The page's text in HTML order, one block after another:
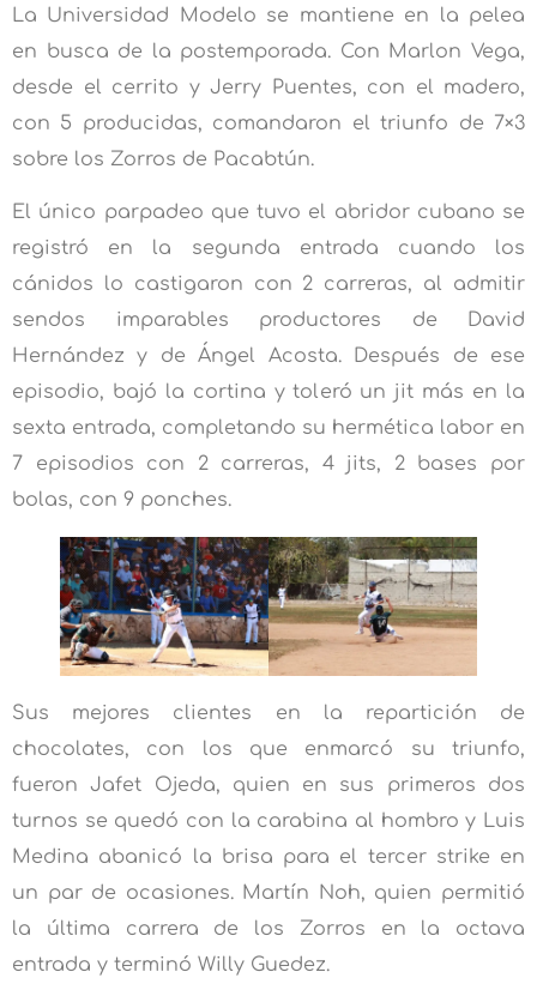
La Universidad Modelo se mantiene en la pelea
en busca de la postemporada. Con Marlon Vega,
desde el cerrito y Jerry Puentes, con el madero,
con 5 producidas, comandaron el triunfo de 7×3
sobre los Zorros de Pacabtún.
El único parpadeo que tuvo el abridor cubano se
registró en la segunda entrada cuando los
cánidos lo castigaron con 2 carreras, al admitir
sendos imparables productores de David
Hernández y de Ángel Acosta. Después de ese
episodio, bajó la cortina y toleró un jit más en la
sexta entrada, completando su hermética labor en
7 episodios con 2 carreras, 4 jits, 2 bases por
bolas, con 9 ponches.
Sus mejores clientes en la repartición de
chocolates, con los que enmarcó su triunfo,
fueron Jafet Ojeda, quien en sus primeros dos
turnos se quedó con la carabina al hombro y Luis
Medina abanicó la brisa para el tercer strike en
un par de ocasiones. Martín Noh, quien permitió
la última carrera de los Zorros en la octava
entrada y terminó Willy Guedez.